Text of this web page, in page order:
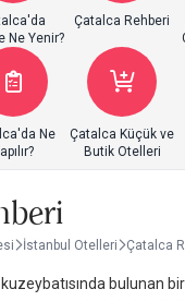
Ne Yenir?
Çatalca Rehberi
Ne
Çatalca Küçük ve
Butik Otelleri
İstanbul Otelleri Çatalca
bulunan